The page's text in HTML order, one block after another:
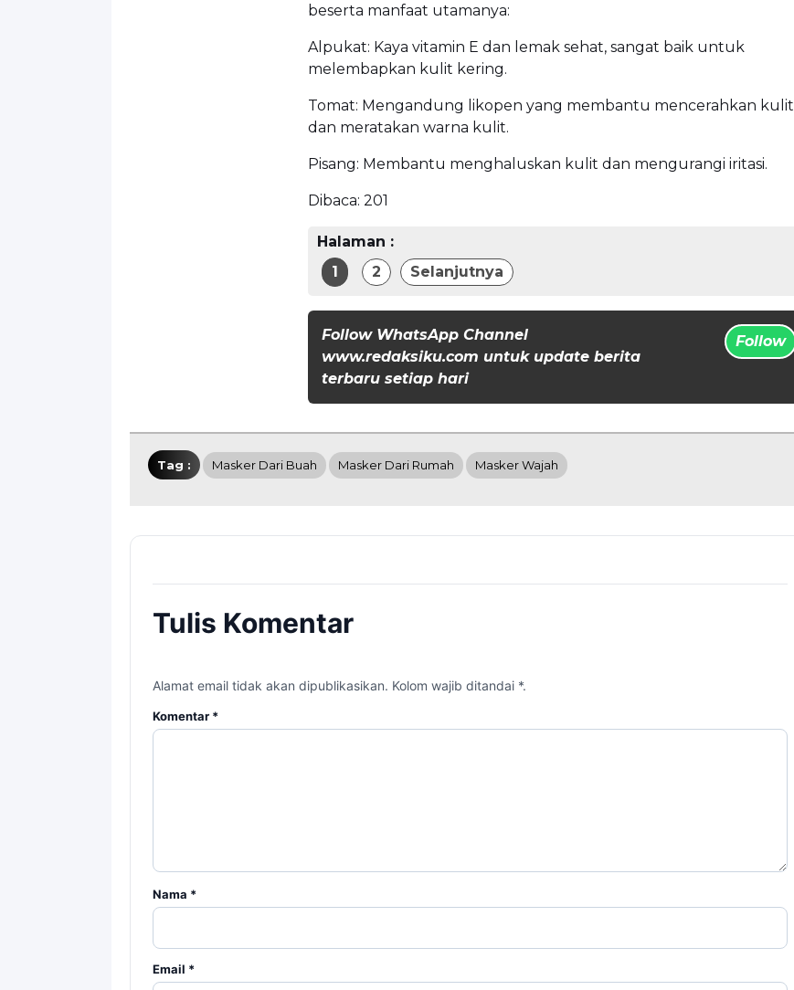
beserta manfaat utamanya:
Alpukat: Kaya vitamin E dan lemak sehat, sangat baik untuk
melembapkan kulit kering.
Tomat: Mengandung likopen yang membantu mencerahkan kulit
dan meratakan warna kulit.
Pisang: Membantu menghaluskan kulit dan mengurangi iritasi.
Dibaca: 201
Halaman :
1
2 Selanjutnya
Follow WhatsApp Channel
www.redaksiku.com untuk update berita
terbaru setiap hari
Follow
Tag : Masker Dari Buah Masker Dari Rumah Masker Wajah
Tulis Komentar
Alamat email tidak akan dipublikasikan. Kolom wajib ditandai *.
Komentar *
Nama *
Email *